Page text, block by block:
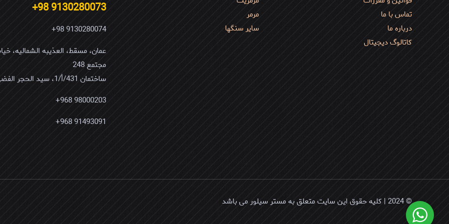
تماس با ما
درباره ما
کاتالوگ دیجیتال
مرمر
سایر سنگها
9130280073 98+
9130280074 98+
مجتمع 248
ساختمان 431/أ/1، سید الحجر الفضی
98000203 968+
91493091 968+
© 2024 | کلیه حقوق این سایت متعلق به مستر سیلور می باشد